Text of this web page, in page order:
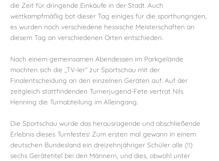
die Zeit für dringende Einkäufe in der Stadt. Auch
wettkampfmäßig bot dieser Tag einiges für die sporthungrigen,
es wurden noch verschiedene hessische Meisterschaften an
diesem Tag an verschiedenen Orten entschieden.
Nach einem gemeinsamen Abendessen im Parkgelände
machten sich die „TV-ler“ zur Sportschau mit der
Finalentscheidung an den einzelnen Geräten auf. Auf der
zeitgleich stattfindenden Turnerjugend-Fete vertrat Nils
Henning die Turnabteilung im Alleingang.
Die Sportschau wurde das herausragende und abschließende
Erlebnis dieses Turnfestes! Zum ersten mal gewann in einem
deutschen Bundesland ein dreizehnjähriger Schüler alle (!!)
sechs Gerätetitel bei den Männern, und dies, obwohl unter